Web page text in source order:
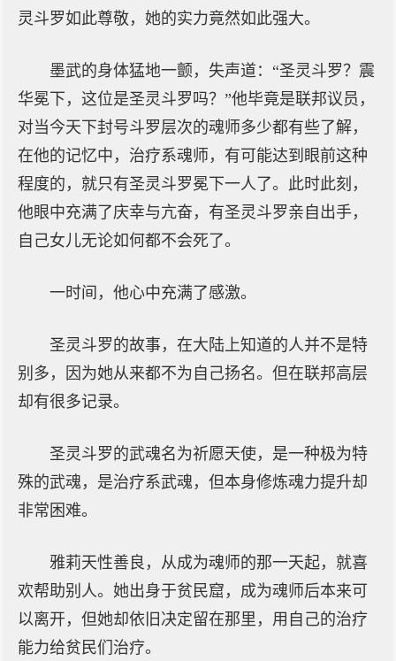
灵斗罗如此尊敬，她的实力竟然如此强大。
墨武的身体猛地一颤，失声道：“圣灵斗罗？震
华冕下，这位是圣灵斗罗吗？”他毕竟是联邦议员，
对当今天下封号斗罗层次的魂师多少都有些了解，
在他的记忆中，治疗系魂师，有可能达到眼前这种
程度的，就只有圣灵斗罗冕下一人了。此时此刻，
他眼中充满了庆幸与亢奋，有圣灵斗罗亲自出手，
自己女儿无论如何都不会死了。
一时间，他心中充满了感激。
圣灵斗罗的故事，在大陆上知道的人并不是特
别多，因为她从来都不为自己扬名。但在联邦高层
却有很多记录。
圣灵斗罗的武魂名为祈愿天使，是一种极为特
殊的武魂，是治疗系武魂，但本身修炼魂力提升却
非常困难。
雅莉天性善良，从成为魂师的那一天起，就喜
欢帮助别人。她出身于贫民窟，成为魂师后本来可
以离开，但她却依旧决定留在那里，用自己的治疗
能力给贫民们治疗。